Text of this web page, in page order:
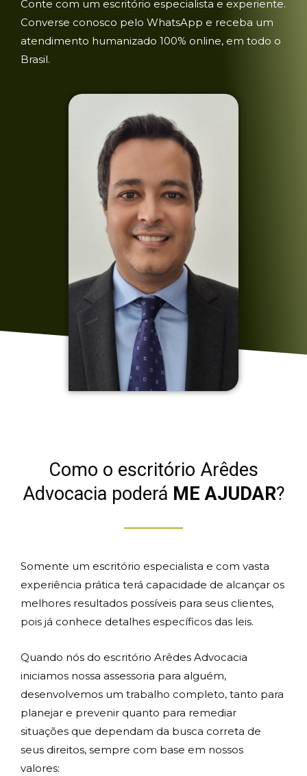
Conte com um escritório especialista e experiente.
Converse conosco pelo WhatsApp e receba um
atendimento humanizado 100% online, em todo o
Brasil.
Como o escritório Arêdes
Advocacia poderá ME AJUDAR?
Somente um escritório especialista e com vasta
experiência prática terá capacidade de alcançar os
melhores resultados possíveis para seus clientes,
pois já conhece detalhes específicos das leis.
Quando nós do escritório Arêdes Advocacia
iniciamos nossa assessoria para alguém,
desenvolvemos um trabalho completo, tanto para
planejar e prevenir quanto para remediar
situações que dependam da busca correta de
seus direitos, sempre com base em nossos
valores: